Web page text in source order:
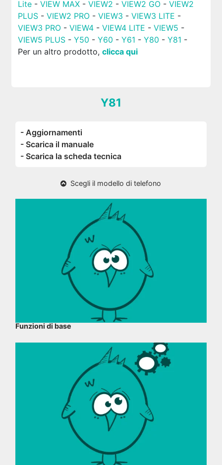
Lite- VIEW MAX- VIEW2 - VIEW2 GO- VIEW2
PLUS- VIEW2 PRO- VIEW3 - VIEW3 LITE -
VIEW3 PRO- VIEW4- VIEW4 LITE - VIEW5 -
VIEW5 PLUS- Y50 - Y60 - Y61 - Y80 - Y81 -
Per un altro prodotto, clicca qui
Y81
- Aggiornamenti
- Scarica il manuale
- Scarica la scheda tecnica
Scegli il modello di telefono
Funzioni di base